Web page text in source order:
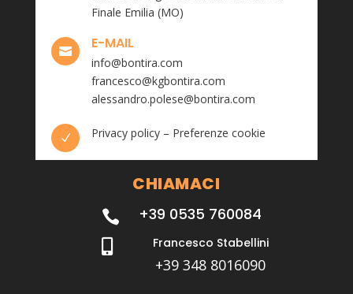
Finale Emilia (MO)
 E-MAIL
info@bontira.com
francesco@kgbontira.com
alessandro.polese@bontira.com
N Privacy policy– Preferenze cookie
CHIAMACI
 +39 0535 760084
 Francesco Stabellini
+39 348 8016090